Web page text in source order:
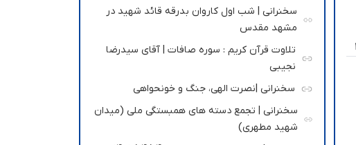
سخنرانی | شب اول کاروان بدرقه قائد شهید در
مشهد مقدس
تلاوت قرآن کریم : سوره صافات | آقای سیدرضا
نجیبی
سخنرانی |نصرت الهی، جنگ و خونحواهی
سخنرانی | تجمع دسته های همبستگی ملی (میدان
شهید مطهری)